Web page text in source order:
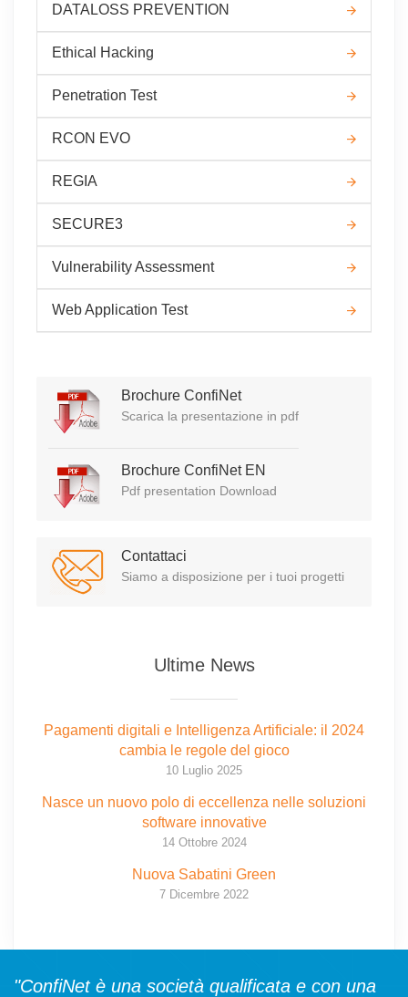
DATALOSS PREVENTION
Ethical Hacking
Penetration Test
RCON EVO
REGIA
SECURE3
Vulnerability Assessment
Web Application Test
Brochure ConfiNet
Scarica la presentazione in pdf
Brochure ConfiNet EN
Pdf presentation Download
Contattaci
Siamo a disposizione per i tuoi progetti
Ultime News
Pagamenti digitali e Intelligenza Artificiale: il 2024
cambia le regole del gioco
10 Luglio 2025
Nasce un nuovo polo di eccellenza nelle soluzioni
software innovative
14 Ottobre 2024
Nuova Sabatini Green
7 Dicembre 2022
"ConfiNet è una società qualificata e con una